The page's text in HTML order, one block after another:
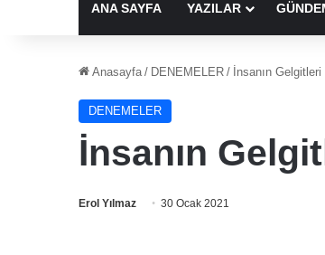
ANA SAYFA YAZILAR
Anasayfa / DENEMELER / İnsanın
DENEMELER
İnsanın
Erol Yılmaz 30 Ocak 2021